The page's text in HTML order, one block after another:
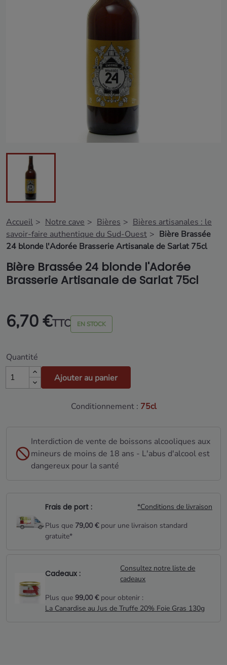
Accueil Notre cave Bières
Bières artisanales : le
savoir-faire authentique du Sud-Ouest
Bière Brassée
24 blonde l'Adorée Brasserie Artisanale de Sarlat 75cl
Bière Brassée 24 blonde l'Adorée
Brasserie Artisanale de Sarlat 75cl
6,70 €TTC EN STOCK
Quantité
Ajouter au panier
Conditionnement : 75cl
Interdiction de vente de boissons alcooliques aux
mineurs de moins de 18 ans - L'abus d'alcool est
dangereux pour la santé
Frais de port :
*Conditions de livraison
Plus que 79,00 €pour une livraison standard
gratuite*
Cadeaux :
Consultez notre liste de
cadeaux
Plus que 99,00 €pour obtenir :
La Canardise au Jus de Truffe 20% Foie Gras 130g